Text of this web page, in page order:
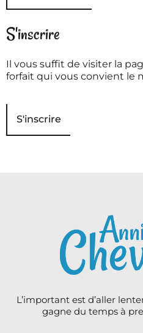
S'inscrire
Il vous suffit de visiter la
forfait qui vous convient le
S'inscrire
L’important est d’aller
gagne du temps à